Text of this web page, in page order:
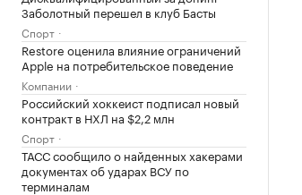
Заболотный перешел в клуб Басты
Спорт
Restore оценила влияние ограничений
Apple на потребительское поведение
Компании
Российский хоккеист подписал новый
контракт в НХЛ на $2,2 млн
Спорт
ТАСС сообщило о найденных хакерами
документах об ударах ВСУ по
терминалам